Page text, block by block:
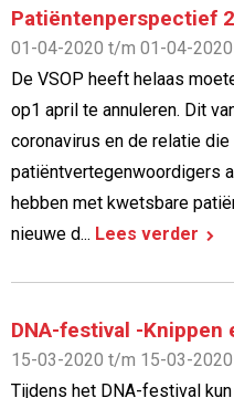
Patiëntenperspectief
01-04-2020 t/m 01-04-2020
De VSOP heeft helaas
op1 april te annuleren. Dit
coronavirus en de relatie
patiëntvertegenwoordigers
hebben met kwetsbare
nieuwe d... Lees verder
DNA-festival -Knippen
15-03-2020 t/m 15-03-2020
Tijdens het DNA-festival